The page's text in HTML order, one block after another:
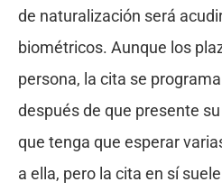
de naturalización será
biométricos. Aunque los
persona, la cita se
después de que presente
que tenga que esperar
a ella, pero la cita en sí